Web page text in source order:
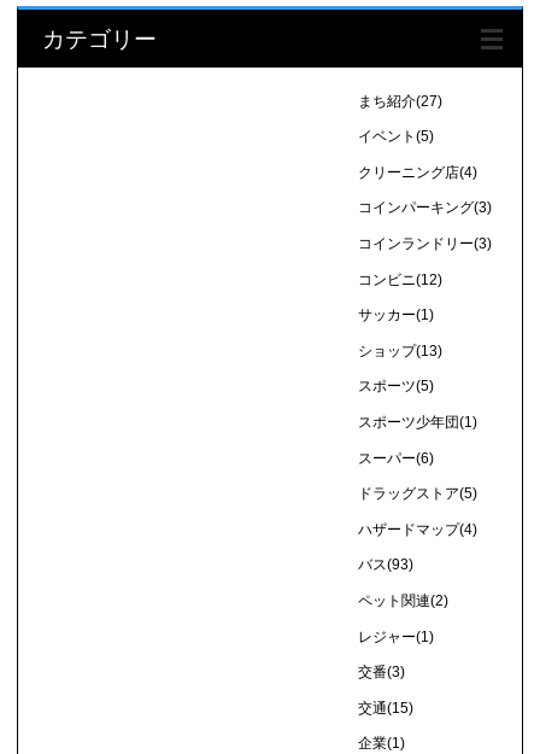
カテゴリー
まち紹介(27)
イベント(5)
クリーニング店(4)
コインパーキング(3)
コインランドリー(3)
コンビニ(12)
サッカー(1)
ショップ(13)
スポーツ(5)
スポーツ少年団(1)
スーパー(6)
ドラッグストア(5)
ハザードマップ(4)
バス(93)
ペット関連(2)
レジャー(1)
交番(3)
交通(15)
企業(1)